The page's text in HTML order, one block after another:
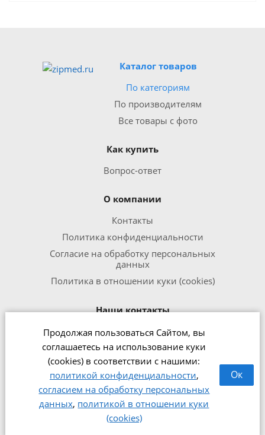
Продолжая пользоваться Сайтом, вы
соглашаетесь на использование куки
(cookies) в соответствии с нашими:
политикой конфиденциальности,
согласием на обработку персональных
данных, политикой в отношении куки
(cookies)
Ок
Каталог товаров
По категориям
По производителям
Все товары с фото
Как купить
Вопрос-ответ
О компании
Контакты
Политика конфиденциальности
Согласие на обработку персональных
данных
Политика в отношении куки (cookies)
Наши контакты
8 800 301 1240
office@zipmed.ru
г.Ижевск, ул. Воткинское шоссе,
160
2026 © Интернет-магазин медицинского оборудования
zipmed.ru